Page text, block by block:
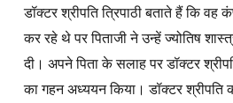
डॉक्टर श्रीपति त्रिपाठी बताते हैं कि वह
कर रहे थे पर पिताजी ने उन्हें ज्योतिष
दी। अपने पिता के सलाह पर डॉक्टर
का गहन अध्ययन किया। डॉक्टर